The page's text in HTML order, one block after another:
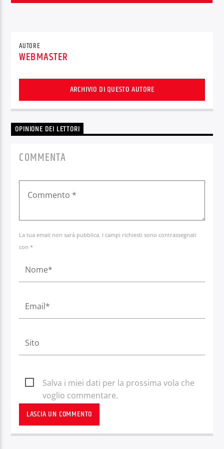
AUTORE
WEBMASTER
ARCHIVIO DI QUESTO AUTORE
OPINIONE DEI LETTORI
COMMENTA
La tua email non sarà pubblica. I campi richiesti sono contrassegnati
con *
Salva i miei dati per la prossima vola che
voglio commentare.